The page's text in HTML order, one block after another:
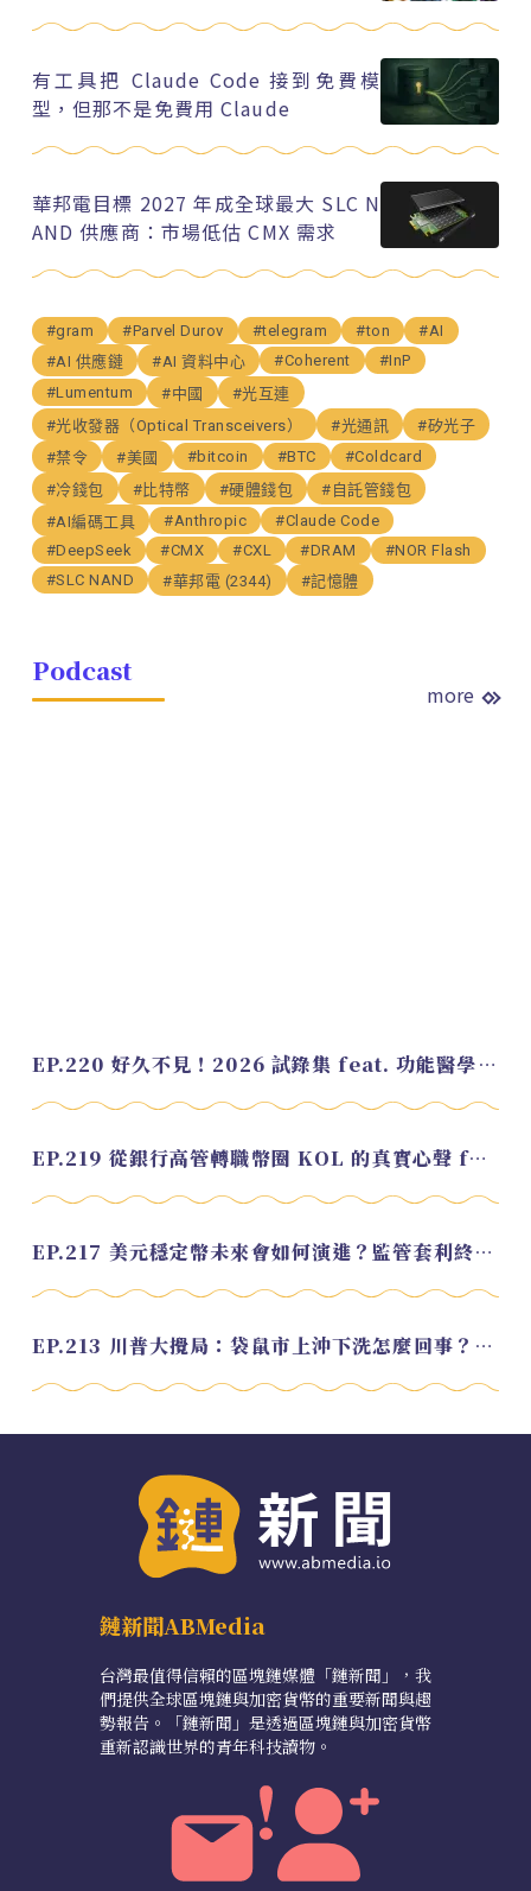
有工具把 Claude Code 接到免費模
型，但那不是免費用 Claude
華邦電目標 2027 年成全球最大 SLC N
AND 供應商：市場低估 CMX 需求
#gram #Parvel Durov #telegram #ton
#AI
#AI 供應鏈
#AI 資料中心 #Coherent
#InP
#Lumentum
#中國
#光互連
#光收發器（Optical Transceivers）
#光通訊
#矽光子
#禁令
#美國 #bitcoin #BTC
#Coldcard
#冷錢包
#比特幣 #硬體錢包
#自託管錢包
#AI編碼工具
#Anthropic
#Claude Code
#DeepSeek
#CMX #CXL #DRAM
#NOR Flash
#SLC NAND
#華邦電 (2344) #記憶體
Podcast
more
EP.220 好久不見！2026 試錄集 feat. 功能醫學營養師 美寶
EP.219 從銀行高管轉職幣圈 KOL 的真實心聲 feat.龜大
EP.217 美元穩定幣未來會如何演進？監管套利終將收斂？feat. 研究員 余哲安
EP.213 川普大攪局：袋鼠市上沖下洗怎麼回事？feat. Alvin
鏈新聞ABMedia
台灣最值得信賴的區塊鏈媒體「鏈新聞」，我
們提供全球區塊鏈與加密貨幣的重要新聞與趨
勢報告。「鏈新聞」是透過區塊鏈與加密貨幣
重新認識世界的青年科技讀物。